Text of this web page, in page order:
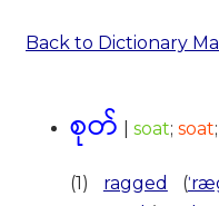
Back to Dictionary
စုတ် soat; soat;
(1) ragged (